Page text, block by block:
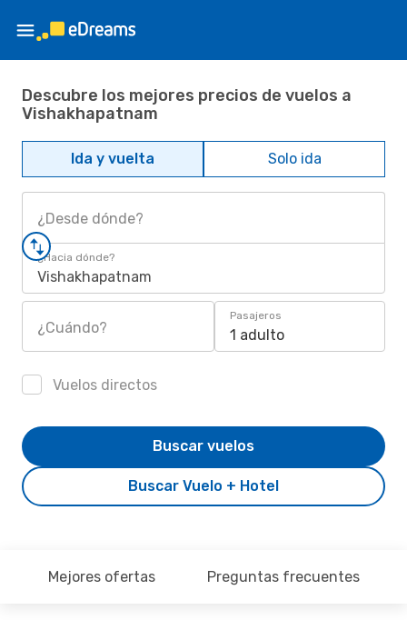
Descubre los mejores precios de vuelos a
Vishakhapatnam
Ida y vuelta Solo ida
¿Desde dónde?
¿Hacia dónde?
Vishakhapatnam
¿Cuándo?
Pasajeros
1 adulto
Vuelos directos
Buscar Vuelo + Hotel
Buscar vuelos
Mejores ofertas Preguntas frecuentes